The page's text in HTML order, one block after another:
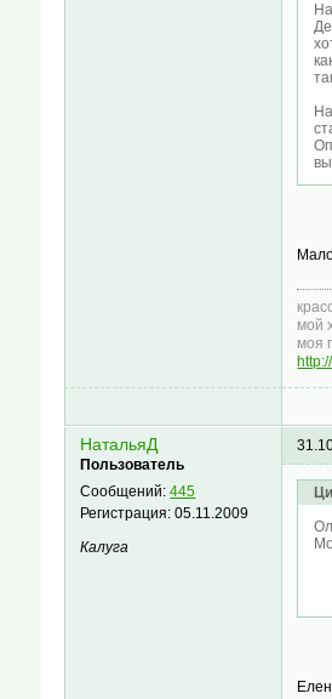
мой
моя
НатальяД
Пользователь
Сообщений:445
Регистрация:05.11.2009
Калуга